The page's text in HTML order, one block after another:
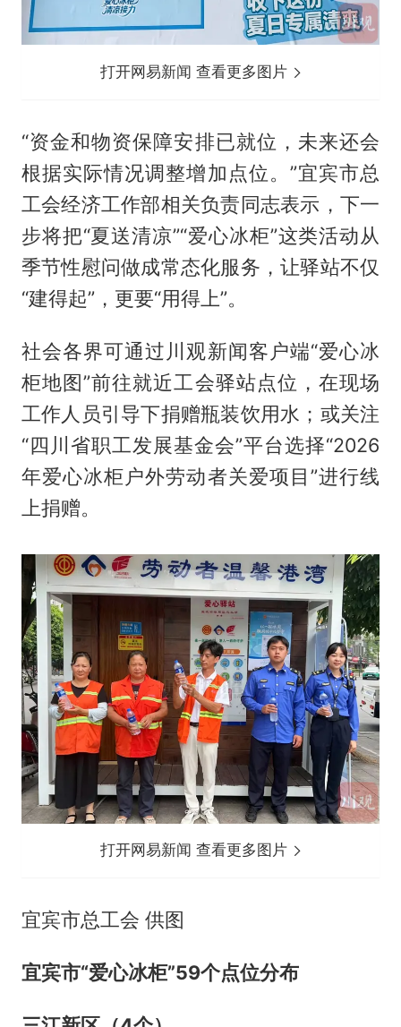
打开网易新闻 查看更多图片
“资金和物资保障安排已就位，未来还会
根据实际情况调整增加点位。”宜宾市总
工会经济工作部相关负责同志表示，下一
步将把“夏送清凉”“爱心冰柜”这类活动从
季节性慰问做成常态化服务，让驿站不仅
“建得起”，更要“用得上”。
社会各界可通过川观新闻客户端“爱心冰
柜地图”前往就近工会驿站点位，在现场
工作人员引导下捐赠瓶装饮用水；或关注
“四川省职工发展基金会”平台选择“2026
年爱心冰柜户外劳动者关爱项目”进行线
上捐赠。
打开网易新闻 查看更多图片
宜宾市总工会 供图
宜宾市“爱心冰柜”59个点位分布